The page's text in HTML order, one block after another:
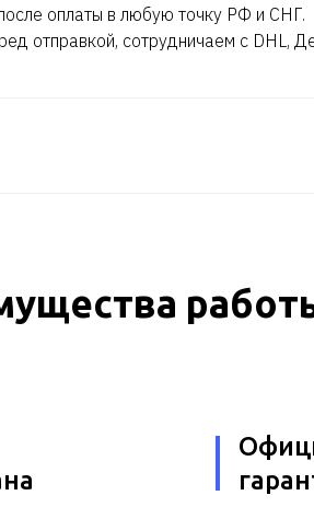
оплаты в любую точку РФ и СНГ.
отправкой, сотрудничаем с DHL,